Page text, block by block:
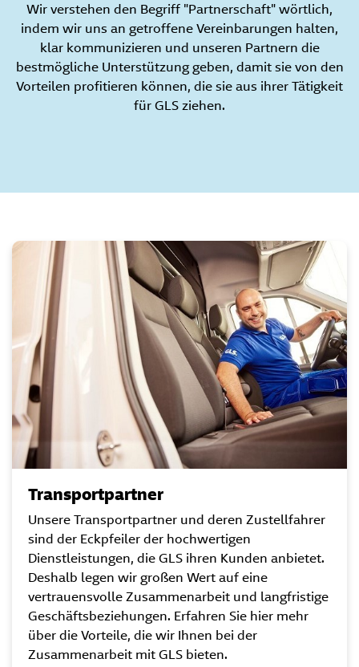
Wir verstehen den Begriff "Partnerschaft" wörtlich,
indem wir uns an getroffene Vereinbarungen halten,
klar kommunizieren und unseren Partnern die
bestmögliche Unterstützung geben, damit sie von den
Vorteilen profitieren können, die sie aus ihrer Tätigkeit
für GLS ziehen.
Transportpartner
Unsere Transportpartner und deren Zustellfahrer
sind der Eckpfeiler der hochwertigen
Dienstleistungen, die GLS ihren Kunden anbietet.
Deshalb legen wir großen Wert auf eine
vertrauensvolle Zusammenarbeit und langfristige
Geschäftsbeziehungen. Erfahren Sie hier mehr
über die Vorteile, die wir Ihnen bei der
Zusammenarbeit mit GLS bieten.